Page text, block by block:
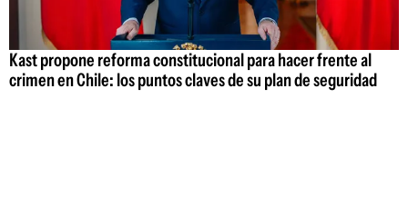
Kast propone reforma constitucional para hacer frente al
crimen en Chile: los puntos claves de su plan de seguridad